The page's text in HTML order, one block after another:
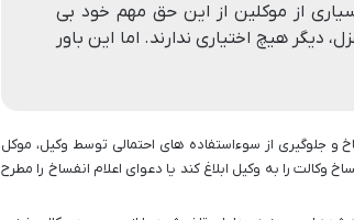
از موکلین از این حق مهم خود بی
دیگر هیچ اختیاری ندارند. اما این باور
جلوگیری از سوءاستفاده های احتمالی توسط وکیل، موکل
وکالت را به وکیل ابلاغ کند یا دعوای اعلام انفساخ را مطرح